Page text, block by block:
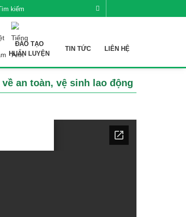
ĐÀO TẠO
HUẤN LUYỆN
TIN TỨC LIÊN HỆ
an toàn, vệ sinh lao động